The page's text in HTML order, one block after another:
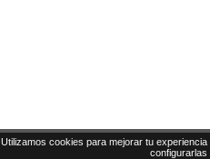
Utilizamos cookies para mejorar tu
configurarlas